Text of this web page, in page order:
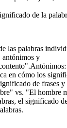
de la
las palabras
antónimos y
en cómo los
de frases y
vs. "El hombre
el significado